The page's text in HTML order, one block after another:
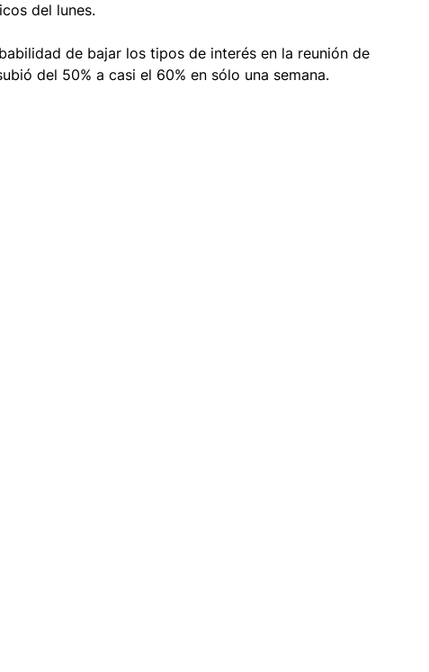
del lunes.
de bajar los tipos de interés en la reunión de
del 50% a casi el 60% en sólo una semana.